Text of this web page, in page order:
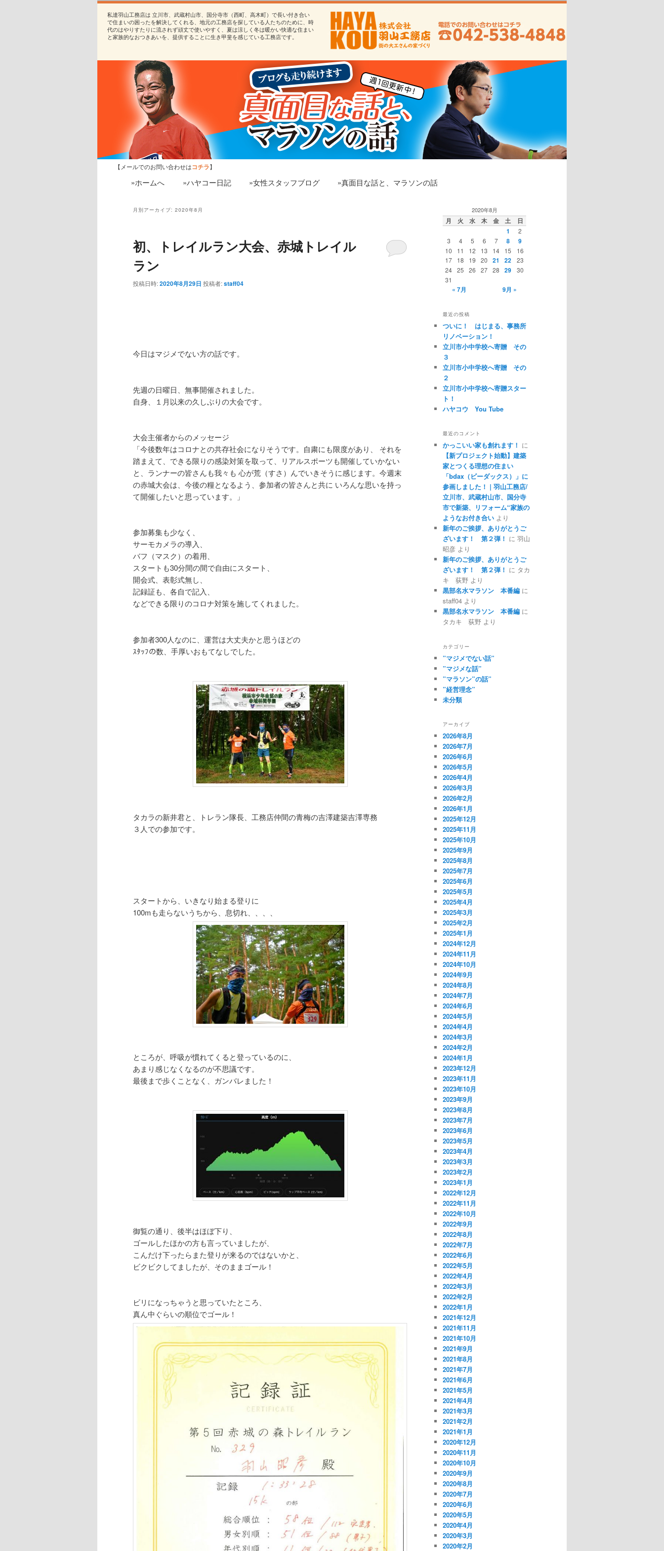
私達羽山工務店は 立川市、武蔵村山市、国分寺市（西町、高木町）で長い付き合い
で住まいの困ったを解決してくれる、地元の工務店を探している人たちのために、時
代のはやりすたりに流されず頑丈で使いやすく、夏は涼しく冬は暖かい快適な住まい
と家族的なおつきあいを、提供することに生き甲斐を感じている工務店です。
【メールでのお問い合わせはコチラ】
»ホームへ »ハヤコー日記 »女性スタッフブログ »真面目な話と、マラソンの話
月別アーカイブ:2020年8月
初、トレイルラン大会、赤城トレイル
ラン
投稿日時:2020年8月29日 投稿者:staff04
今日はマジメでない方の話です。
先週の日曜日、無事開催されました。
自身、１月以来の久しぶりの大会です。
大会主催者からのメッセージ
「今後数年はコロナとの共存社会になりそうです。自粛にも限度があり、 それを
踏まえて、できる限りの感染対策を取って、リアルスポーツも開催していかない
と、ランナーの皆さんも我々も 心が荒（すさ）んでいきそうに感じます。今週末
の赤城大会は、今後の糧となるよう、参加者の皆さんと共に いろんな思いを持っ
て開催したいと思っています。」
参加募集も少なく、
サーモカメラの導入、
バフ（マスク）の着用、
スタートも30分間の間で自由にスタート、
開会式、表彰式無し、
記録証も、各自で記入、
などできる限りのコロナ対策を施してくれました。
参加者300人なのに、運営は大丈夫かと思うほどの
ｽﾀｯﾌの数、手厚いおもてなしでした。
タカラの新井君と、トレラン隊長、工務店仲間の青梅の吉澤建築吉澤専務
３人での参加です。
スタートから、いきなり始まる登りに
100mも走らないうちから、息切れ、、、、
ところが、呼吸が慣れてくると登っているのに、
あまり感じなくなるのが不思議です。
最後まで歩くことなく、ガンバレました！
御覧の通り、後半はほぼ下り、
ゴールしたほかの方も言っていましたが、
こんだけ下ったらまた登りが来るのではないかと、
ビクビクしてましたが、そのままゴール！
ビリになっちゃうと思っていたところ、
真ん中ぐらいの順位でゴール！
2020年8月
月 火 水 木 金 土
日
1
2
3
4 5 6 7 8 9
10 11 12 13 14 15
16
17
18 19 20 21 22
23
24
25 26 27 28 29
30
31
« 7月 9月 »
最近の投稿
ついに！ はじまる、事務所
リノベーション！
立川市小中学校へ寄贈 その
３
立川市小中学校へ寄贈 その
２
立川市小中学校へ寄贈スター
ト！
ハヤコウ You Tube
最近のコメント
かっこいい家も創れます！ に
【新プロジェクト始動】建築
家とつくる理想の住まい
「bdax（ビーダックス）」に
参画しました！ | 羽山工務店/
立川市、武蔵村山市、国分寺
市で新築、リフォーム“家族の
ようなお付き合い より
新年のご挨拶、ありがとうご
ざいます！ 第２弾！ に羽山
昭彦 より
新年のご挨拶、ありがとうご
ざいます！ 第２弾！ に タカ
キ 荻野 より
黒部名水マラソン 本番編 に
staff04 より
黒部名水マラソン 本番編 に
タカキ 荻野 より
カテゴリー
”マジメでない話”
”マジメな話”
”マラソン”の話”
”経営理念”
未分類
アーカイブ
2026年8月
2026年7月
2026年6月
2026年5月
2026年4月
2026年3月
2026年2月
2026年1月
2025年12月
2025年11月
2025年10月
2025年9月
2025年8月
2025年7月
2025年6月
2025年5月
2025年4月
2025年3月
2025年2月
2025年1月
2024年12月
2024年11月
2024年10月
2024年9月
2024年8月
2024年7月
2024年6月
2024年5月
2024年4月
2024年3月
2024年2月
2024年1月
2023年12月
2023年11月
2023年10月
2023年9月
2023年8月
2023年7月
2023年6月
2023年5月
2023年4月
2023年3月
2023年2月
2023年1月
2022年12月
2022年11月
2022年10月
2022年9月
2022年8月
2022年7月
2022年6月
2022年5月
2022年4月
2022年3月
2022年2月
2022年1月
2021年12月
2021年11月
2021年10月
2021年9月
2021年8月
2021年7月
2021年6月
2021年5月
2021年4月
2021年3月
2021年2月
2021年1月
2020年12月
2020年11月
2020年10月
2020年9月
2020年8月
2020年7月
2020年6月
2020年5月
2020年4月
2020年3月
2020年2月